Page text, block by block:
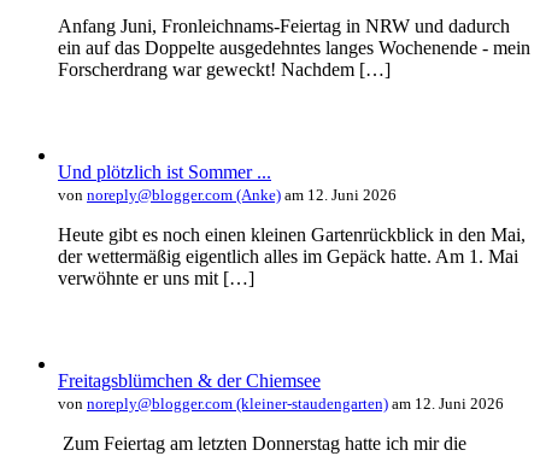
Anfang Juni, Fronleichnams-Feiertag in NRW und dadurch
ein auf das Doppelte ausgedehntes langes Wochenende - mein
Forscherdrang war geweckt! Nachdem […]
Und plötzlich ist Sommer ...
von noreply@blogger.com (Anke) am 12. Juni 2026
Heute gibt es noch einen kleinen Gartenrückblick in den Mai,
der wettermäßig eigentlich alles im Gepäck hatte. Am 1. Mai
verwöhnte er uns mit […]
Freitagsblümchen & der Chiemsee
von noreply@blogger.com (kleiner-staudengarten) am 12. Juni 2026
Zum Feiertag am letzten Donnerstag hatte ich mir die